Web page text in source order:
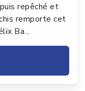
repêché et
remporte cet
Ba...